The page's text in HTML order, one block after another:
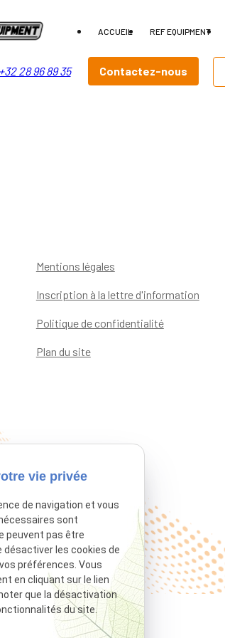
ACCUEIL REF EQUIPMENT
+32 28 96 89 35 Contactez-nous
Mentions légales
Inscription à la lettre d'information
Politique de confidentialité
Plan du site
vie privée
de navigation et vous
sont
peuvent pas être
désactiver les cookies de
préférences. Vous
en cliquant sur le lien
que la désactivation
du site.